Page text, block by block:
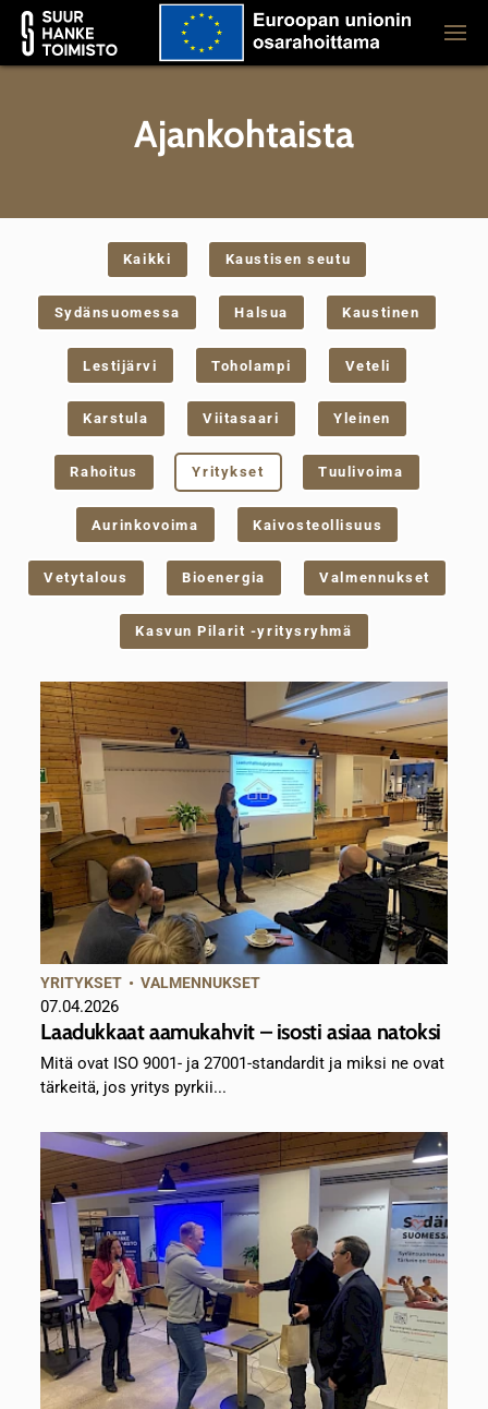
Ajankohtaista
Kaikki Kaustisen seutu
Sydänsuomessa Halsua Kaustinen
Lestijärvi Toholampi Veteli
Karstula Viitasaari Yleinen
Rahoitus Yritykset Tuulivoima
Aurinkovoima Kaivosteollisuus
Vetytalous Bioenergia Valmennukset
Kasvun Pilarit -yritysryhmä
YRITYKSET •VALMENNUKSET
07.04.2026
Laadukkaat aamukahvit – isosti asiaa natoksi
Mitä ovat ISO 9001- ja 27001-standardit ja miksi ne ovat
tärkeitä, jos yritys pyrkii...